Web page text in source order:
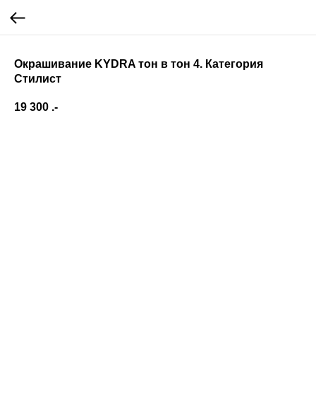
Окрашивание KYDRA тон в тон 4. Категория
Стилист
19 300 .-